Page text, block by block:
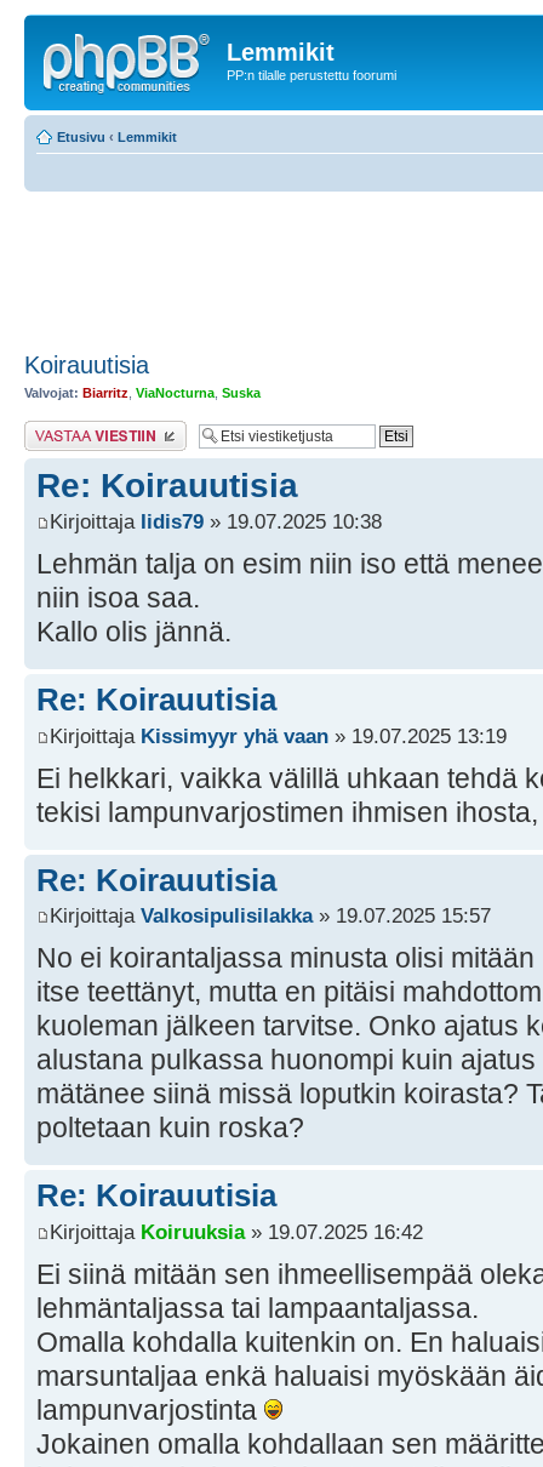
Lemmikit
PP:n tilalle perustettu foorumi
Etusivu ‹ Lemmikit
Koirauutisia
Valvojat: Biarritz ViaNocturna Suska
Lähetä vastaus
Re: Koirauutisia
Kirjoittaja Iidis79 » 19.07.2025 10:38
Lehmän talja on esim niin iso että
niin isoa saa.
Kallo olis jännä.
Re: Koirauutisia
Kirjoittaja Kissimyyr yhä vaan » 19.07.2025 13:19
Ei helkkari, vaikka välillä uhkaan tehdä
tekisi lampunvarjostimen ihmisen
Re: Koirauutisia
Kirjoittaja Valkosipulisilakka» 19.07.2025 15:57
No ei koirantaljassa minusta olisi
itse teettänyt, mutta en pitäisi
kuoleman jälkeen tarvitse. Onko ajatus
alustana pulkassa huonompi kuin
mätänee siinä missä loputkin koirasta?
poltetaan kuin roska?
Re: Koirauutisia
Kirjoittaja Koiruuksia» 19.07.2025 16:42
Ei siinä mitään sen ihmeellisempää
lehmäntaljassa tai lampaantaljassa.
Omalla kohdalla kuitenkin on. En
marsuntaljaa enkä haluaisi myöskään
lampunvarjostinta
Jokainen omalla kohdallaan sen